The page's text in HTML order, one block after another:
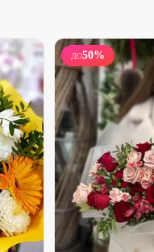
Французская роза
ДО50%